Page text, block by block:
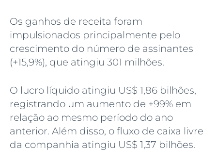
Os ganhos de receita foram
impulsionados principalmente pelo
crescimento do número de assinantes
(+15,9%), que atingiu 301 milhões.
O lucro líquido atingiu US$ 1,86 bilhões,
registrando um aumento de +99% em
relação ao mesmo período do ano
anterior. Além disso, o fluxo de caixa livre
da companhia atingiu US$ 1,37 bilhões.